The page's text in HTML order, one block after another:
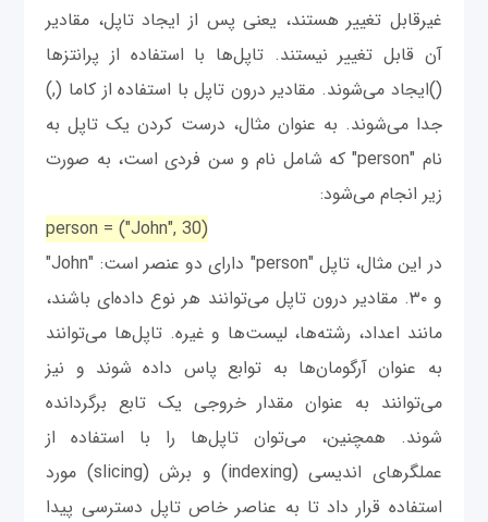
غیرقابل تغییر هستند، یعنی پس از ایجاد تاپل، مقادیر
آن قابل تغییر نیستند. تاپل‌ها با استفاده از پرانتزها
()ایجاد می‌شوند. مقادیر درون تاپل با استفاده از کاما (,)
جدا می‌شوند. به عنوان مثال، درست کردن یک تاپل به
نام "person" که شامل نام و سن فردی است، به صورت
زیر انجام می‌شود:
person = ("John", 30)
در این مثال، تاپل "person" دارای دو عنصر است: "John"
و ۳۰. مقادیر درون تاپل می‌توانند هر نوع داده‌ای باشند،
مانند اعداد، رشته‌ها، لیست‌ها و غیره. تاپل‌ها می‌توانند
به عنوان آرگومان‌ها به توابع پاس داده شوند و نیز
می‌توانند به عنوان مقدار خروجی یک تابع برگردانده
شوند. همچنین، می‌توان تاپل‌ها را با استفاده از
عملگرهای اندیسی (indexing) و برش (slicing) مورد
استفاده قرار داد تا به عناصر خاص تاپل دسترسی پیدا